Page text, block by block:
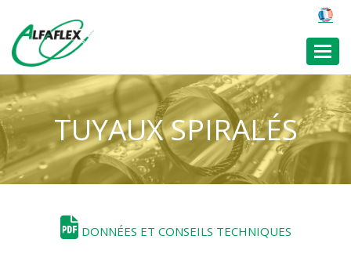
TUYAUX SPIRALÉS
DONNÉES ET CONSEILS TECHNIQUES